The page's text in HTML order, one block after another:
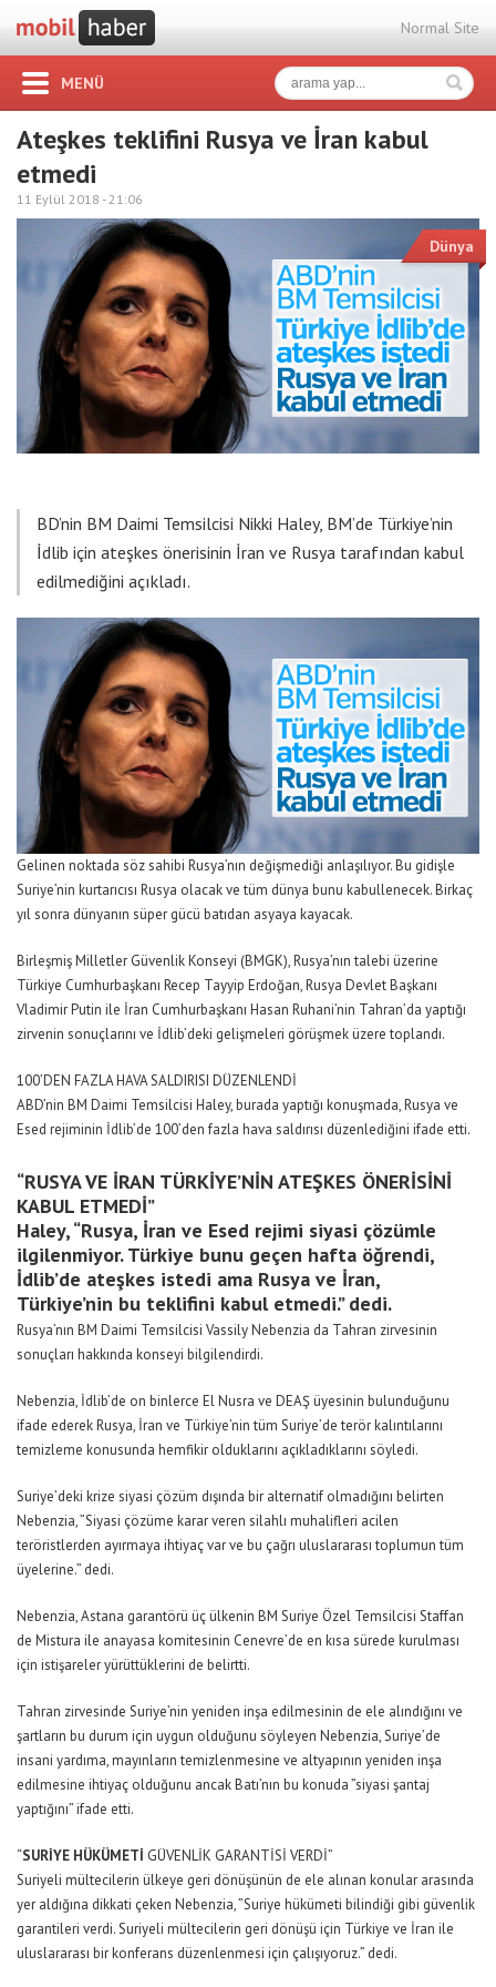
Normal Site
MENÜ
Ateşkes teklifini Rusya ve İran kabul
etmedi
11 Eylül 2018 -21:06
Dünya
BD’nin BM Daimi Temsilcisi Nikki Haley, BM’de Türkiye’nin
İdlib için ateşkes önerisinin İran ve Rusya tarafından kabul
edilmediğini açıkladı.
Gelinen noktada söz sahibi Rusya’nın değişmediği anlaşılıyor. Bu gidişle
Suriye’nin kurtarıcısı Rusya olacak ve tüm dünya bunu kabullenecek. Birkaç
yıl sonra dünyanın süper gücü batıdan asyaya kayacak.
Birleşmiş Milletler Güvenlik Konseyi (BMGK), Rusya’nın talebi üzerine
Türkiye Cumhurbaşkanı Recep Tayyip Erdoğan, Rusya Devlet Başkanı
Vladimir Putin ile İran Cumhurbaşkanı Hasan Ruhani’nin Tahran’da yaptığı
zirvenin sonuçlarını ve İdlib’deki gelişmeleri görüşmek üzere toplandı.
100’DEN FAZLA HAVA SALDIRISI DÜZENLENDİ
ABD’nin BM Daimi Temsilcisi Haley, burada yaptığı konuşmada, Rusya ve
Esed rejiminin İdlib’de 100’den fazla hava saldırısı düzenlediğini ifade etti.
“RUSYA VE İRAN TÜRKİYE’NİN ATEŞKES ÖNERİSİNİ
KABUL ETMEDİ”
Haley, “Rusya, İran ve Esed rejimi siyasi çözümle
ilgilenmiyor. Türkiye bunu geçen hafta öğrendi,
İdlib’de ateşkes istedi ama Rusya ve İran,
Türkiye’nin bu teklifini kabul etmedi.” dedi.
Rusya’nın BM Daimi Temsilcisi Vassily Nebenzia da Tahran zirvesinin
sonuçları hakkında konseyi bilgilendirdi.
Nebenzia, İdlib’de on binlerce El Nusra ve DEAŞ üyesinin bulunduğunu
ifade ederek Rusya, İran ve Türkiye’nin tüm Suriye’de terör kalıntılarını
temizleme konusunda hemfikir olduklarını açıkladıklarını söyledi.
Suriye’deki krize siyasi çözüm dışında bir alternatif olmadığını belirten
Nebenzia, ”Siyasi çözüme karar veren silahlı muhalifleri acilen
teröristlerden ayırmaya ihtiyaç var ve bu çağrı uluslararası toplumun tüm
üyelerine.” dedi.
Nebenzia, Astana garantörü üç ülkenin BM Suriye Özel Temsilcisi Staffan
de Mistura ile anayasa komitesinin Cenevre’de en kısa sürede kurulması
için istişareler yürüttüklerini de belirtti.
Tahran zirvesinde Suriye’nin yeniden inşa edilmesinin de ele alındığını ve
şartların bu durum için uygun olduğunu söyleyen Nebenzia, Suriye’de
insani yardıma, mayınların temizlenmesine ve altyapının yeniden inşa
edilmesine ihtiyaç olduğunu ancak Batı’nın bu konuda ”siyasi şantaj
yaptığını” ifade etti.
“SURİYE HÜKÜMETİ GÜVENLİK GARANTİSİ VERDİ”
Suriyeli mültecilerin ülkeye geri dönüşünün de ele alınan konular arasında
yer aldığına dikkati çeken Nebenzia, ”Suriye hükümeti bilindiği gibi güvenlik
garantileri verdi. Suriyeli mültecilerin geri dönüşü için Türkiye ve İran ile
uluslararası bir konferans düzenlenmesi için çalışıyoruz.” dedi.